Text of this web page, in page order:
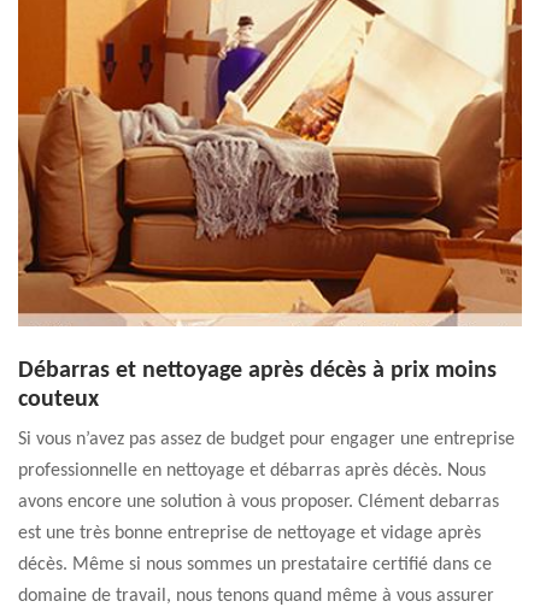
Débarras et nettoyage après décès à prix moins
couteux
Si vous n’avez pas assez de budget pour engager une entreprise
professionnelle en nettoyage et débarras après décès. Nous
avons encore une solution à vous proposer. Clément debarras
est une très bonne entreprise de nettoyage et vidage après
décès. Même si nous sommes un prestataire certifié dans ce
domaine de travail, nous tenons quand même à vous assurer